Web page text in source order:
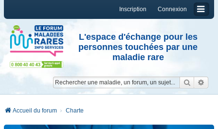
Connexion
Inscription
L'espace d'échange pour les
personnes touchées par une
maladie rare
Accueil du forum Charte